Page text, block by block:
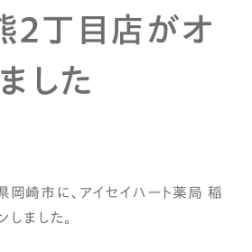
2丁目店がオ
した
崎市に、アイセイハート薬局 稲
ました。